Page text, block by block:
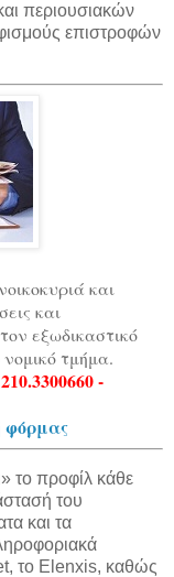
περιουσιακών
επιστροφών
και
και
εξωδικαστικό
τμήμα.
-
φόρμας
το προφίλ κάθε
του
και τα
το Elenxis, καθώς